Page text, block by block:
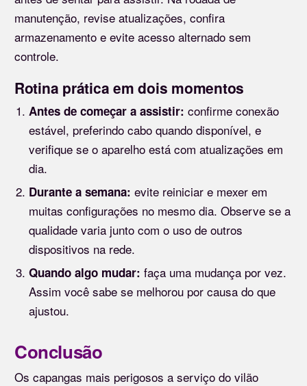
manutenção, revise atualizações, confira
armazenamento e evite acesso alternado sem
controle.
Rotina prática em dois momentos
Antes de começar a assistir: confirme conexão
estável, preferindo cabo quando disponível, e
verifique se o aparelho está com atualizações em
dia.
Durante a semana: evite reiniciar e mexer em
muitas configurações no mesmo dia. Observe se a
qualidade varia junto com o uso de outros
dispositivos na rede.
Quando algo mudar: faça uma mudança por vez.
Assim você sabe se melhorou por causa do que
ajustou.
Conclusão
Os capangas mais perigosos a serviço do vilão